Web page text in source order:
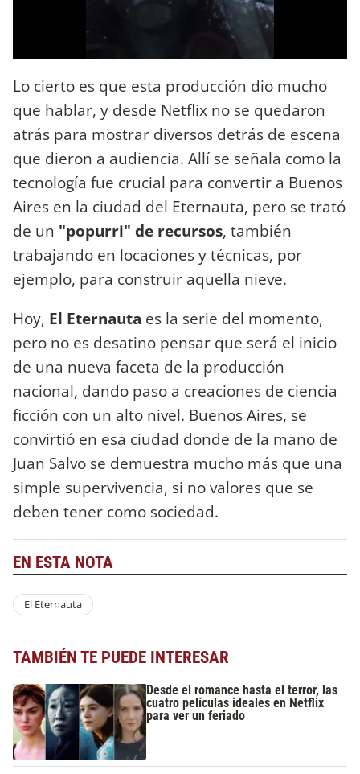
Lo cierto es que esta producción dio mucho
que hablar, y desde Netflix no se quedaron
atrás para mostrar diversos detrás de escena
que dieron a audiencia. Allí se señala como la
tecnología fue crucial para convertir a Buenos
Aires en la ciudad del Eternauta, pero se trató
de un "popurri" de recursos, también
trabajando en locaciones y técnicas, por
ejemplo, para construir aquella nieve.
Hoy, El Eternauta es la serie del momento,
pero no es desatino pensar que será el inicio
de una nueva faceta de la producción
nacional, dando paso a creaciones de ciencia
ficción con un alto nivel. Buenos Aires, se
convirtió en esa ciudad donde de la mano de
Juan Salvo se demuestra mucho más que una
simple supervivencia, si no valores que se
deben tener como sociedad.
EN ESTA NOTA
El Eternauta
TAMBIÉN TE PUEDE INTERESAR
Desde el romance hasta el terror, las
cuatro películas ideales en Netflix
para ver un feriado